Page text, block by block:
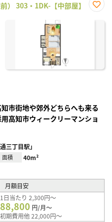
） 303・1DK-【中部屋】
に入
市街地や郊外どちらへも来る
高知市ウィークリーマンショ
三丁目駅」
面積 40m²
月額目安
1日当たり 2,300円～
88,800 円/月～
初期費用他 22,000円～